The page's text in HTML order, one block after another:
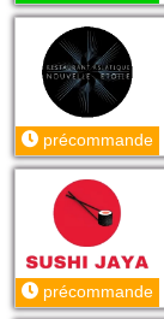
précommande
précommande